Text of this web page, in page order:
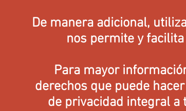
De manera adicional,
nos permite y
Para mayor
derechos que puede
de privacidad integral a